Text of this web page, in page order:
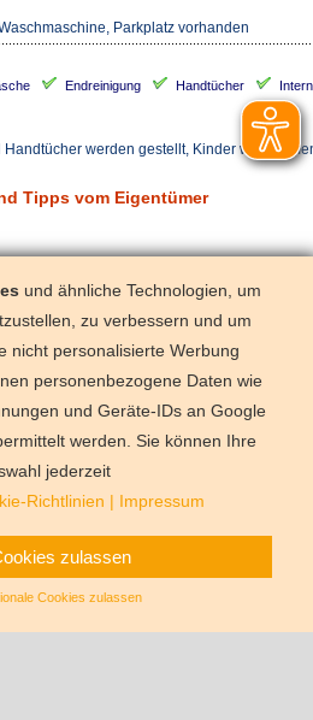
Parkplatz vorhanden
Endreinigung Handtücher
Handtücher werden gestellt, Kinder
Tipps vom Eigentümer
Kanfanar (<
Pula (< 30
Deutschland Florida
und ähnliche Technologien, um
zu verbessern und um
nicht personalisierte Werbung
personenbezogene Daten wie
und Geräte-IDs an Google
werden. Sie können Ihre
jederzeit
Richtlinien | Impressum
zulassen
Cookies zulassen